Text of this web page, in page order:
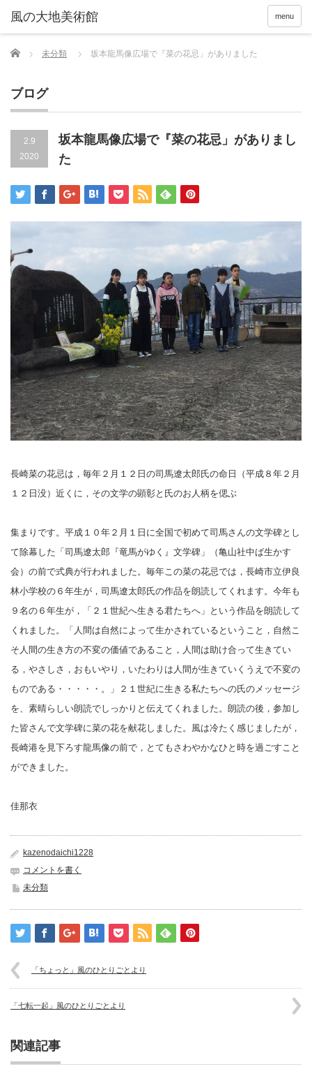
menu
Home 未分類 坂本龍馬像広場で『菜の花忌」がありました
ブログ
2.9
2020
坂本龍馬像広場で『菜の花忌」がありまし
た
長崎菜の花忌は，毎年２月１２日の司馬遼太郎氏の命日（平成８年２月
１２日没）近くに，その文学の顕彰と氏のお人柄を偲ぶ
集まりです。平成１０年２月１日に全国で初めて司馬さんの文学碑とし
て除幕した「司馬遼太郎『竜馬がゆく』文学碑」（亀山社中ば生かす
会） の前で式典が行われました。毎年この菜の花忌では，長崎市立伊良
林小学校の６年生が，司馬遼太郎氏の作品を朗読してくれます。今年も
９名の ６年生が，「２１世紀へ生きる君たちへ」という作品を朗読して
くれました。「人間は自然によって生かされているということ，自然こ
そ 人間の生き方の不変の価値であること，人間は助け合って生きてい
る，やさしさ，おもいやり，いたわりは人間が生きていくうえで不変の
ものである・・・・・。」２１世紀に生きる私たちへの氏のメッセージ
を、素晴らしい朗読でしっかりと伝えてくれました。朗読の後，参加し
た皆さんで文学碑に菜の花を献花しました。風は冷たく感じましたが，
長崎港を見下ろす龍馬像の前で，とてもさわやかなひと時を過ごすこと
ができました。
佳那衣
kazenodaichi1228
コメントを書く
未分類
「ちょっと」風のひとりごとより
「七転一起」風のひとりごとより
関連記事